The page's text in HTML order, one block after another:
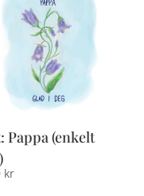
Pappa (enkelt
kr